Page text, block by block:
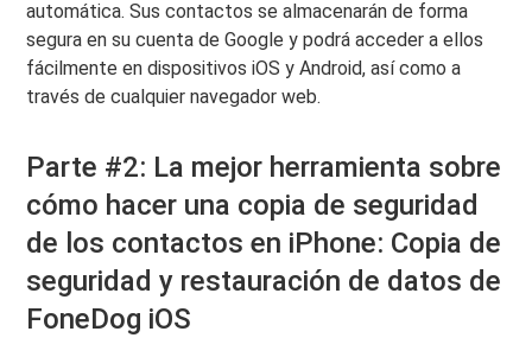
automática. Sus contactos se almacenarán de forma
segura en su cuenta de Google y podrá acceder a ellos
fácilmente en dispositivos iOS y Android, así como a
través de cualquier navegador web.
Parte #2: La mejor herramienta sobre
cómo hacer una copia de seguridad
de los contactos en iPhone: Copia de
seguridad y restauración de datos de
FoneDog iOS